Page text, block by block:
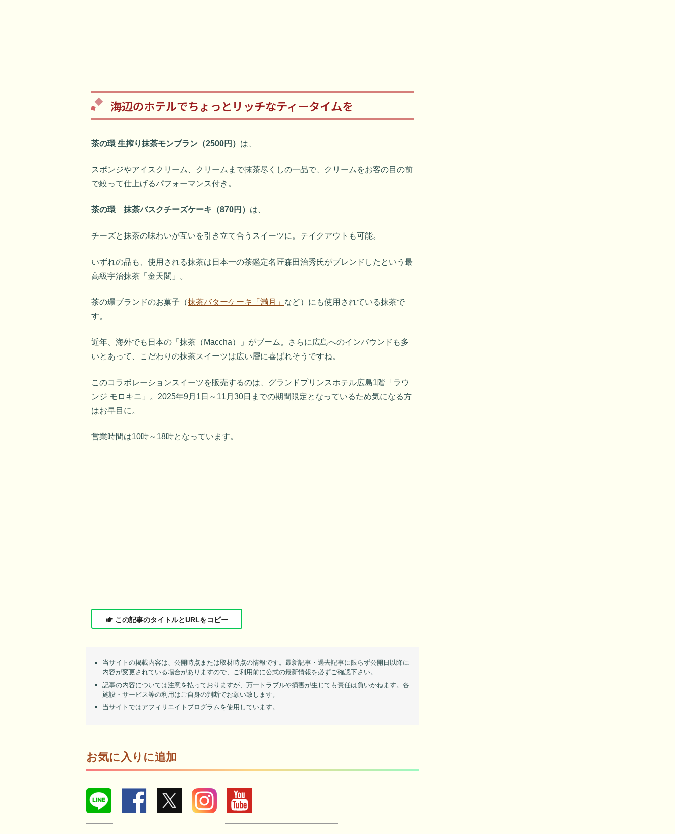
海辺のホテルでちょっとリッチなティータイムを
茶の環 生搾り抹茶モンブラン（2500円） は、
スポンジやアイスクリーム、クリームまで抹茶尽くしの一品で、クリームをお客の目の前
で絞って仕上げるパフォーマンス付き。
茶の環 抹茶バスクチーズケーキ（870円） は、
チーズと抹茶の味わいが互いを引き立て合うスイーツに。テイクアウトも可能。
いずれの品も、使用される抹茶は日本一の茶鑑定名匠森田治秀氏がブレンドしたという最
高級宇治抹茶「金天閣」。
茶の環ブランドのお菓子（抹茶バターケーキ「満月」 など）にも使用されている抹茶で
す。
近年、海外でも日本の「抹茶（Maccha）」がブーム。さらに広島へのインバウンドも多
いとあって、こだわりの抹茶スイーツは広い層に喜ばれそうですね。
このコラボレーションスイーツを販売するのは、グランドプリンスホテル広島1階「ラウ
ンジ モロキニ」。2025年9月1日～11月30日までの期間限定となっているため気になる方
はお早目に。
営業時間は10時～18時となっています。
この記事のタイトルとURLをコピー
当サイトの掲載内容は、公開時点または取材時点の情報です。最新記事・過去記事に限らず公開日以降に
内容が変更されている場合がありますので、ご利用前に公式の最新情報を必ずご確認下さい。
記事の内容については注意を払っておりますが、万一トラブルや損害が生じても責任は負いかねます。各
施設・サービス等の利用はご自身の判断でお願い致します。
当サイトではアフィリエイトプログラムを使用しています。
お気に入りに追加